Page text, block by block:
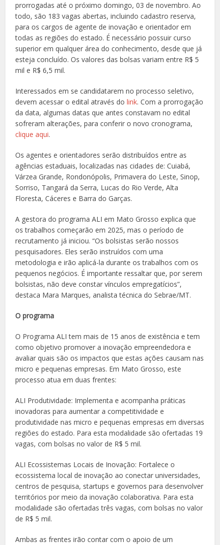
prorrogadas até o próximo domingo, 03 de novembro. Ao
todo, são 183 vagas abertas, incluindo cadastro reserva,
para os cargos de agente de inovação e orientador em
todas as regiões do estado. É necessário possuir curso
superior em qualquer área do conhecimento, desde que já
esteja concluído. Os valores das bolsas variam entre R$ 5
mil e R$ 6,5 mil.
Interessados em se candidatarem no processo seletivo,
devem acessar o edital através dolink. Com a prorrogação
da data, algumas datas que antes constavam no edital
sofreram alterações, para conferir o novo cronograma,
clique aqui.
Os agentes e orientadores serão distribuídos entre as
agências estaduais, localizadas nas cidades de: Cuiabá,
Várzea Grande, Rondonópolis, Primavera do Leste, Sinop,
Sorriso, Tangará da Serra, Lucas do Rio Verde, Alta
Floresta, Cáceres e Barra do Garças.
A gestora do programa ALI em Mato Grosso explica que
os trabalhos começarão em 2025, mas o período de
recrutamento já iniciou. “Os bolsistas serão nossos
pesquisadores. Eles serão instruídos com uma
metodologia e irão aplicá-la durante os trabalhos com os
pequenos negócios. É importante ressaltar que, por serem
bolsistas, não deve constar vínculos empregatícios”,
destaca Mara Marques, analista técnica do Sebrae/MT.
O programa
O Programa ALI tem mais de 15 anos de existência e tem
como objetivo promover a inovação empreendedora e
avaliar quais são os impactos que estas ações causam nas
micro e pequenas empresas. Em Mato Grosso, este
processo atua em duas frentes:
ALI Produtividade: Implementa e acompanha práticas
inovadoras para aumentar a competitividade e
produtividade nas micro e pequenas empresas em diversas
regiões do estado. Para esta modalidade são ofertadas 19
vagas, com bolsas no valor de R$ 5 mil.
ALI Ecossistemas Locais de Inovação: Fortalece o
ecossistema local de inovação ao conectar universidades,
centros de pesquisa, startups e governos para desenvolver
territórios por meio da inovação colaborativa. Para esta
modalidade são ofertadas três vagas, com bolsas no valor
de R$ 5 mil.
Ambas as frentes irão contar com o apoio de um